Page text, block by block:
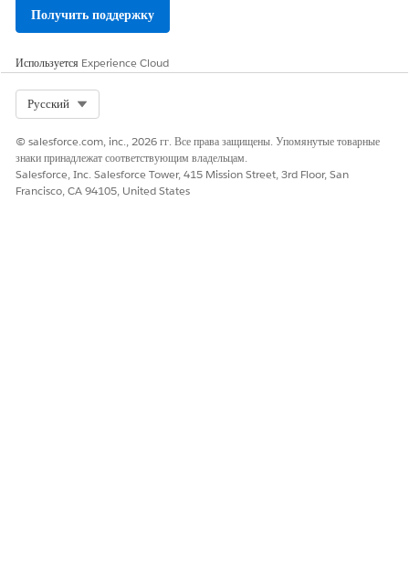
Получить поддержку
Используется Experience Cloud
Русский
© salesforce.com, inc., 2026 гг. Все права защищены. Упомянутые товарные
знаки принадлежат соответствующим владельцам.
Salesforce, Inc. Salesforce Tower, 415 Mission Street, 3rd Floor, San
Francisco, CA 94105, United States